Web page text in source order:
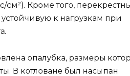
см²). Кроме того,
к нагрузкам при
опалубка, размеры
В котловане был насыпан